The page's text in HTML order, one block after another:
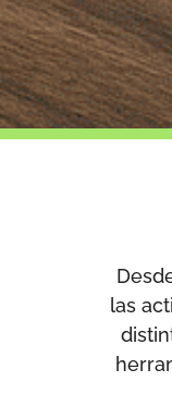
las